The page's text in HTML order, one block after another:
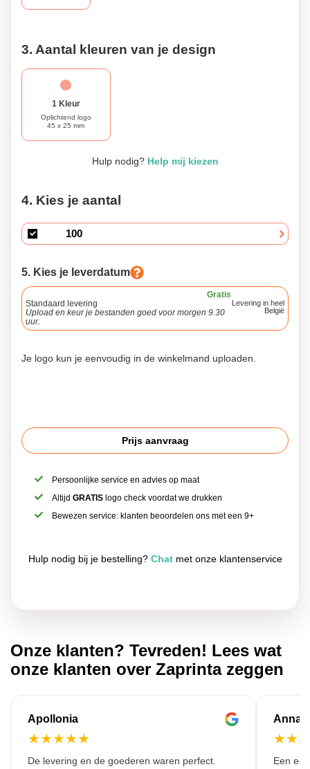
3. Aantal kleuren van je design
1 Kleur
Oplichtend logo
45 x 25 mm
Hulp nodig? Help mij kiezen
4. Kies je aantal
5. Kies je leverdatum
Gratis
Standaard levering
Upload en keur je bestanden goed voor morgen 9.30
uur.
Levering in heel
België
Je logo kun je eenvoudig in de winkelmand uploaden.
Prijs aanvraag
Persoonlijke service en advies op maat
AltijdGRATIS logo check voordat we drukken
Bewezen service: klanten beoordelen ons met een 9+
Hulp nodig bij je bestelling? Chatmet onze klantenservice
Onze klanten? Tevreden! Lees wat
onze klanten over Zaprinta zeggen
Apollonia
★★★★★
De levering en de goederen waren perfect.
Anna
★★
Een